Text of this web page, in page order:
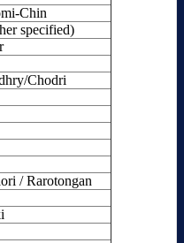
Chin
specified)
Chodri
/ Rarotongan